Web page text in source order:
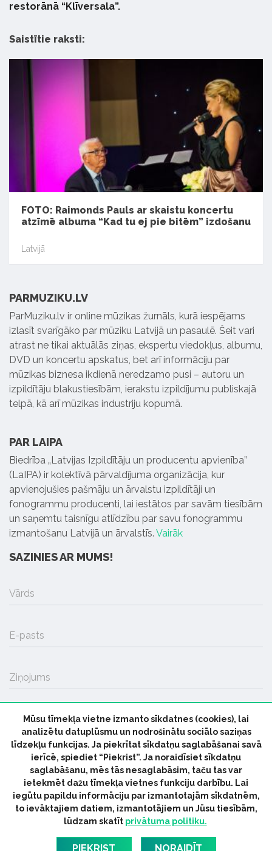
restorānā “Klīversala”.
Saistītie raksti:
FOTO: Raimonds Pauls ar skaistu koncertu
atzīmē albuma “Kad tu ej pie bitēm” izdošanu
Latvijā
PARMUZIKU.LV
ParMuziku.lv ir online mūzikas žurnāls, kurā iespējams
izlasīt svarīgāko par mūziku Latvijā un pasaulē. Šeit vari
atrast ne tikai aktuālās ziņas, ekspertu viedokļus, albumu,
DVD un koncertu apskatus, bet arī informāciju par
mūzikas biznesa ikdienā neredzamo pusi – autoru un
izpildītāju blakustiesībām, ierakstu izpildījumu publiskajā
telpā, kā arī mūzikas industriju kopumā.
PAR LAIPA
Biedrība „Latvijas Izpildītāju un producentu apvienība”
(LaIPA) ir kolektīvā pārvaldījuma organizācija, kur
apvienojušies pašmāju un ārvalstu izpildītāji un
fonogrammu producenti, lai iestātos par savām tiesībām
un saņemtu taisnīgu atlīdzību par savu fonogrammu
izmantošanu Latvijā un ārvalstīs. Vairāk
SAZINIES AR MUMS!
Vārds
E-pasts
Ziņojums
SŪTĪT
© 2026 parmuziku.lv, visas tiesības paturētas
ParMuziku.lv Mūzikas Ziņas
Industrijas Ziņas
Industrijas ABC
Mūzika Biznesam
Latvijas oficiālais
Mūsu tīmekļa vietne izmanto sīkdatnes (cookies), lai
analizētu datuplūsmu un nodrošinātu sociālo saziņas
līdzekļu funkcijas. Ja piekrītat sīkdatņu saglabāšanai savā
ierīcē, spiediet “Piekrist”. Ja noraidīsiet sīkdatņu
saglabāšanu, mēs tās nesaglabāsim, taču tas var
ietekmēt dažu tīmekļa vietnes funkciju darbību. Lai
iegūtu papildu informāciju par izmantotajām sīkdatnēm,
to ievāktajiem datiem, izmantotājiem un Jūsu tiesībām,
lūdzam skatīt privātuma politiku.
PIEKRIST NORAIDĪT